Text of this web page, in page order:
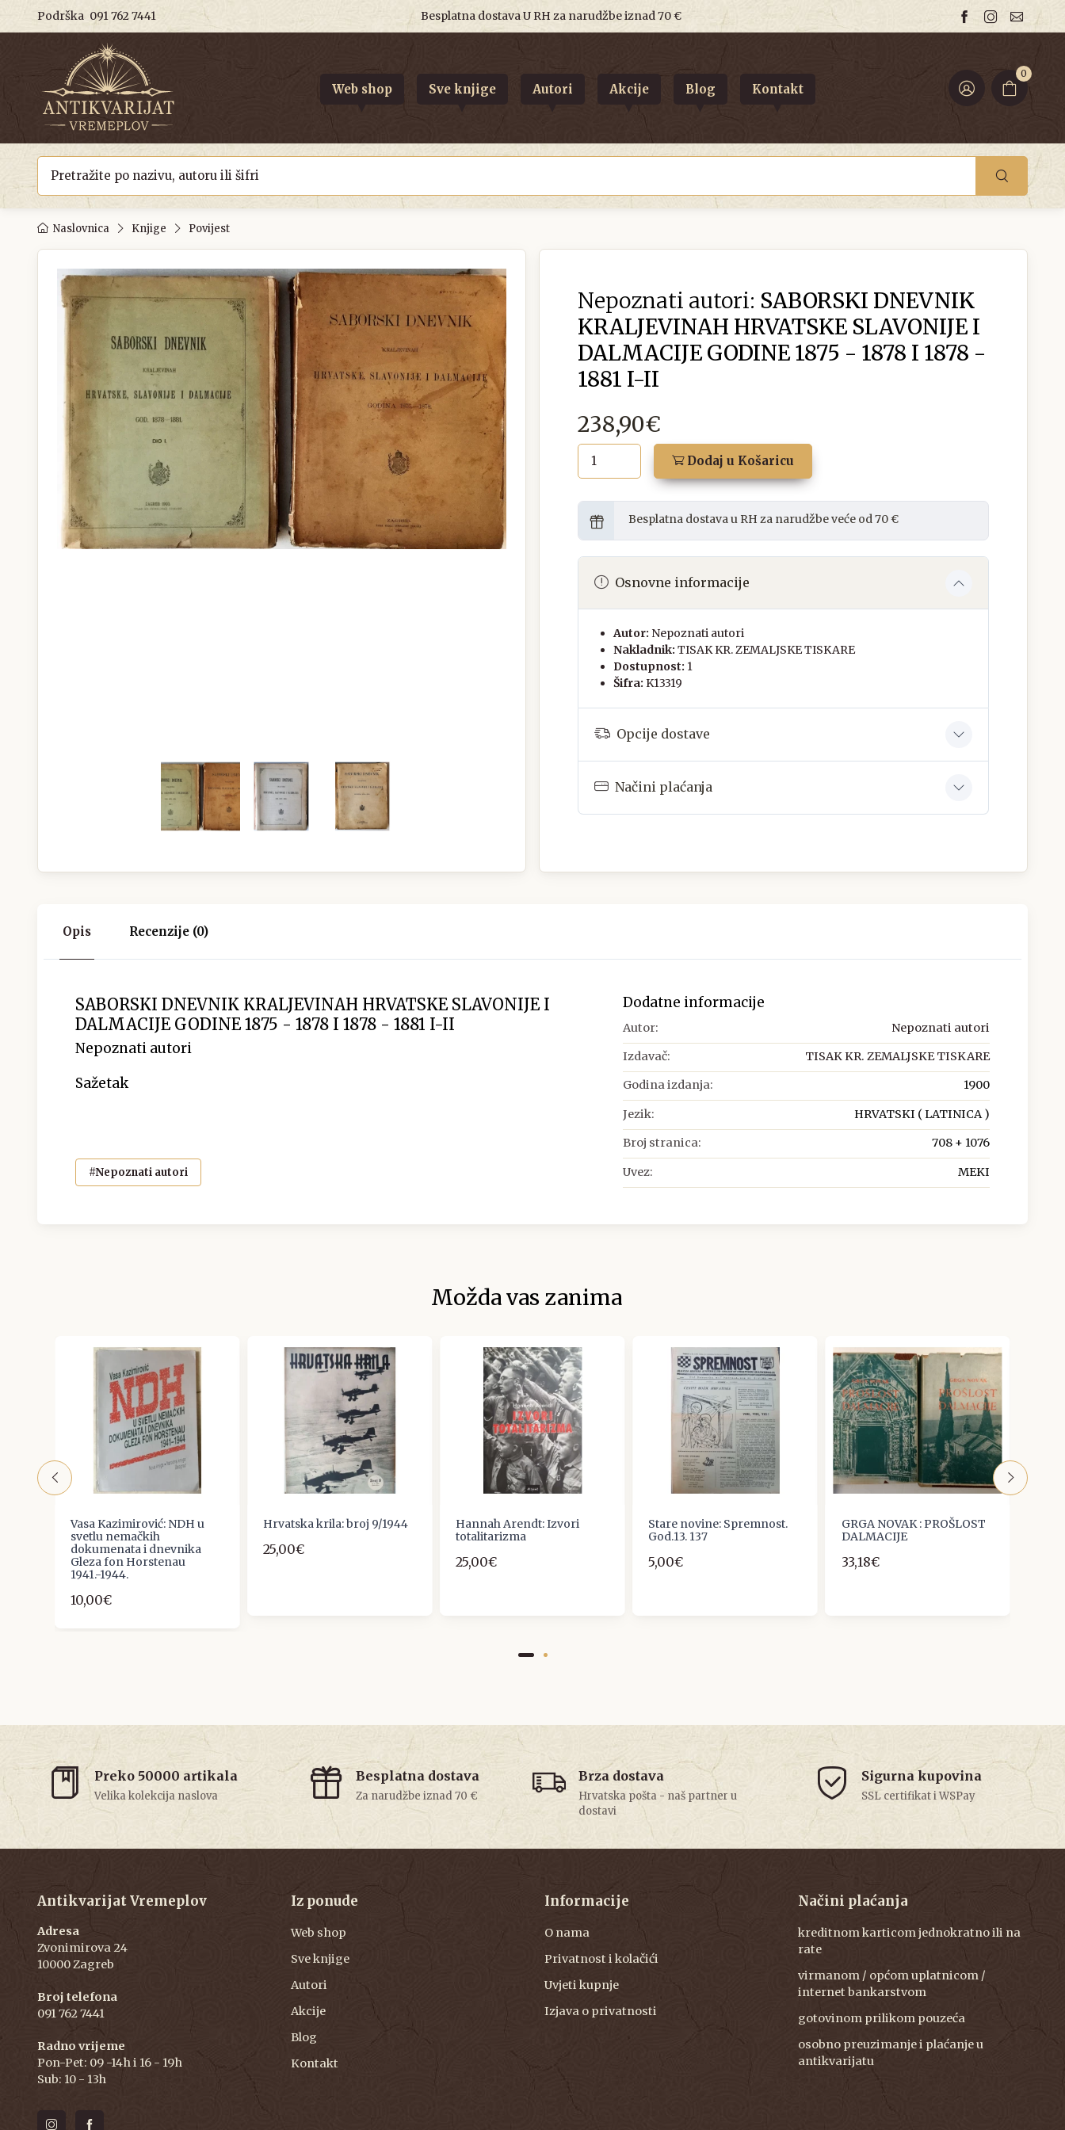
Podrška 091 762 7441 Besplatna dostava U RH za narudžbe iznad 70 €
0
Web shop Sve knjige Autori Akcije Blog Kontakt
Naslovnica Knjige Povijest
Nepoznati autori: SABORSKI DNEVNIK
KRALJEVINAH HRVATSKE SLAVONIJE I
DALMACIJE GODINE 1875 - 1878 I 1878 -
1881 I-II
238,90€
Dodaj u Košaricu
Besplatna dostava u RH za narudžbe veće od 70 €
Osnovne informacije
Autor: Nepoznati autori
Nakladnik: TISAK KR. ZEMALJSKE TISKARE
Dostupnost: 1
Šifra: K13319
Opcije dostave
Načini plaćanja
Opis Recenzije (0)
SABORSKI DNEVNIK KRALJEVINAH HRVATSKE SLAVONIJE I
DALMACIJE GODINE 1875 - 1878 I 1878 - 1881 I-II
Nepoznati autori
Sažetak
#Nepoznati autori
Dodatne informacije
Autor: Nepoznati autori
Izdavač: TISAK KR. ZEMALJSKE TISKARE
Godina izdanja: 1900
Jezik: HRVATSKI ( LATINICA )
Broj stranica: 708 + 1076
Uvez: MEKI
Možda vas zanima
Vasa Kazimirović: NDH u
svetlu nemačkih
dokumenata i dnevnika
Gleza fon Horstenau
1941.-1944.
10,00€
Hrvatska krila: broj 9/1944
25,00€
Hannah Arendt: Izvori
totalitarizma
25,00€
Stare novine: Spremnost.
God.13. 137
5,00€
GRGA NOVAK : PROŠLOST
DALMACIJE
33,18€
Preko 50000 artikala
Velika kolekcija naslova
Besplatna dostava
Za narudžbe iznad 70 €
Brza dostava
Hrvatska pošta - naš partner u
dostavi
Sigurna kupovina
SSL certifikat i WSPay
Antikvarijat Vremeplov
Adresa
Zvonimirova 24
10000 Zagreb
Broj telefona
091 762 7441
Radno vrijeme
Pon-Pet: 09 -14h i 16 - 19h
Sub: 10 - 13h
Iz ponude
Web shop
Sve knjige
Autori
Akcije
Blog
Kontakt
Informacije
O nama
Privatnost i kolačići
Uvjeti kupnje
Izjava o privatnosti
Načini plaćanja
kreditnom karticom jednokratno ili na
rate
virmanom / općom uplatnicom /
internet bankarstvom
gotovinom prilikom pouzeća
osobno preuzimanje i plaćanje u
antikvarijatu